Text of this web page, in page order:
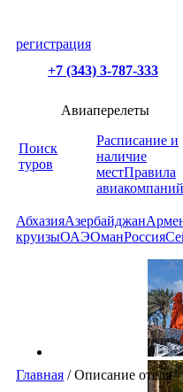
регистрация
+7 (343) 3-787-333
Поиск
туров
Авиаперелеты
Расписание и
наличие
местПравила
авиакомпаний
АбхазияАзербайджан
круизыОАЭОманРоссия
Главная /Описание отеля